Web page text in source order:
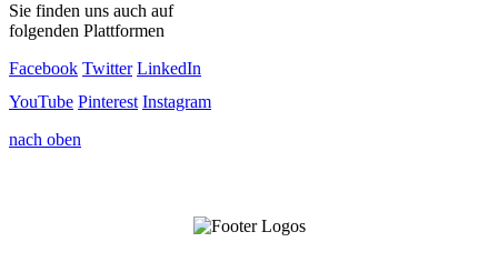
Sie finden uns auch auf
folgenden Plattformen
Facebook Twitter LinkedIn
YouTube Pinterest Instagram
nach oben